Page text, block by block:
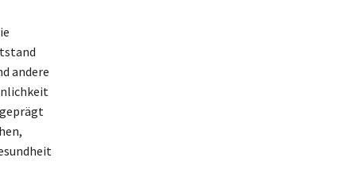
andere